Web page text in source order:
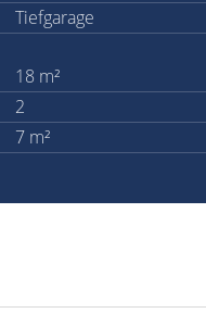
Tiefgarage
18 m²
2
7 m²